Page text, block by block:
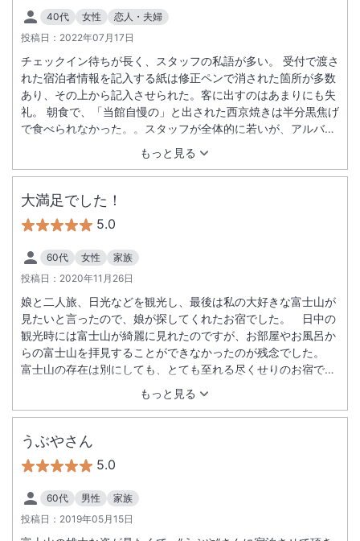
40代 女性
恋人・夫婦
投稿日： 2022年07月17日
もっと見る
チェックイン待ちが長く、スタッフの私語が多い。 受付で渡さ
れた宿泊者情報を記入する紙は修正ペンで消された箇所が多数
あり、その上から記入させられた。客に出すのはあまりにも失
礼。 朝食で、「当館自慢の」と出された西京焼きは半分黒焦げ
で食べられなかった。。スタッフが全体的に若いが、アルバイ
トなのでしょうか？ ２度目は無いと思う。
大満足でした！
5.0
60代 女性
家族
投稿日： 2020年11月26日
もっと見る
娘と二人旅、日光などを観光し、最後は私の大好きな富士山が
見たいと言ったので、娘が探してくれたお宿でした。 日中の
観光時には富士山が綺麗に見れたのですが、お部屋やお風呂か
らの富士山を拝見することができなかったのが残念でした。
富士山の存在は別にしても、とても至れる尽くせりのお宿で、
従業員の方も笑顔が素敵で対応して頂きました。 できれば、チ
ェックインからチェックアウトまで、ゆっくりと過ごしたかっ
たと思うほど心地良かったです。 食事も細かいところまで手が
込んでて味はもちろん、目でも堪能できました。 富士山ビュー
も含め、また是非訪れたいと思います。食事の時に、快気祝い
と誕生日のお祝いをして頂き、嬉しかったです。アンケートを
渡すのを忘れてしまいましたが、写真どうぞ使って下さい。本
当にお世話になりました。
うぶやさん
5.0
60代 男性
家族
投稿日： 2019年05月15日